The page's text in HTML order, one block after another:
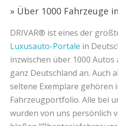
» Über 1000 Fahrzeuge
DRIVAR® ist eines der
Luxusauto-Portale in
inzwischen über 1000
ganz Deutschland an. Auch
seltene Exemplare gehören
Fahrzeugportfolio. Alle bei
wurden von uns persönlich